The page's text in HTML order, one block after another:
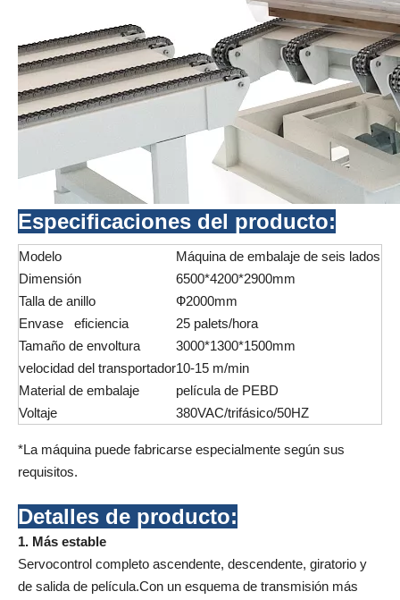
Especificaciones del producto:
Modelo
Máquina de embalaje de seis lados
Dimensión
6500*4200*2900mm
Talla de anillo
Ф2000mm
Envase eficiencia
25 palets/hora
Tamaño de envoltura
3000*1300*1500mm
velocidad del transportador10-15 m/min
Material de embalaje
película de PEBD
Voltaje
380VAC/trifásico/50HZ
*La máquina puede fabricarse especialmente según sus
requisitos.
Detalles de producto:
1. Más estable
Servocontrol completo ascendente, descendente, giratorio y
de salida de película.Con un esquema de transmisión más